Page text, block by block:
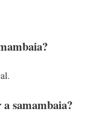
samambaia?